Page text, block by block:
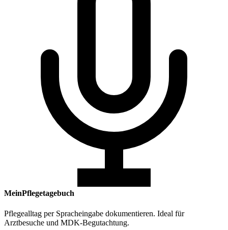
MeinPflegetagebuch
Pflegealltag per Spracheingabe dokumentieren. Ideal für
Arztbesuche und MDK-Begutachtung.